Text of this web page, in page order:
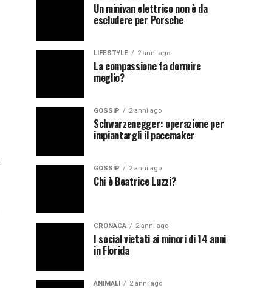
Un minivan elettrico non è da
escludere per Porsche
LIFESTYLE 2 anni ago
La compassione fa dormire
meglio?
GOSSIP 2 anni ago
Schwarzenegger: operazione per
impiantargli il pacemaker
GOSSIP 2 anni ago
Chi è Beatrice Luzzi?
CRONACA 2 anni ago
I social vietati ai minori di 14 anni
in Florida
ANIMALI 2 anni ago